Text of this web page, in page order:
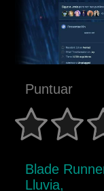
Puntuar
Blade
Lluvia,